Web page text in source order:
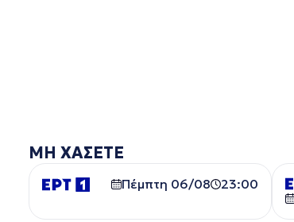
ΜΗ ΧΑΣΕΤΕ
Πέμπτη 06/08
23:00